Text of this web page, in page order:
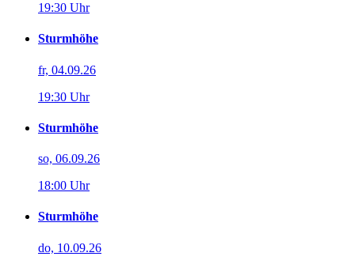
19:30 Uhr
Sturmhöhe
fr, 04.09.26
19:30 Uhr
Sturmhöhe
so, 06.09.26
18:00 Uhr
Sturmhöhe
do, 10.09.26